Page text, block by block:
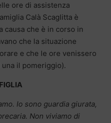
ore di assistenza
Calà Scaglitta è
causa che è in corso in
che la situazione
e che le ore venissero
il pomeriggio).
Io sono guardia giurata,
Non viviamo di